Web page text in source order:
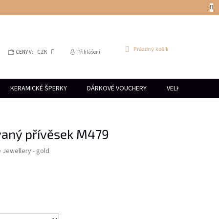
CENY V: CZK Přihlášení
NÁKUPNÍ
Prázdný košík
KERAMICKÉ ŠPERKY DÁRKOVÉ VOUCHERY VELKOOBCHOD
přívěsek M479
Jewellery - gold